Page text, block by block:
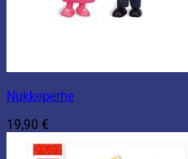
Nukkeperhe
19,90 €